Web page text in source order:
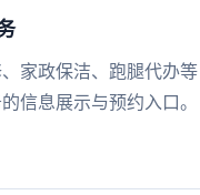
家政保洁、跑腿代办等
信息展示与预约入口。